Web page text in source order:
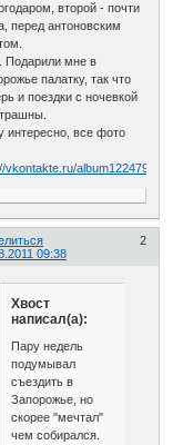
второй - почти
перед антоновским
Подарили мне в
палатку, так что
и поездки с ночевкой
интересно, все фото
vkontakte.ru/
2
09:38
Хвост
написал(а):
Пару недель
подумывал
съездить в
Запорожье, но
скорее "мечтал"
чем собирался.